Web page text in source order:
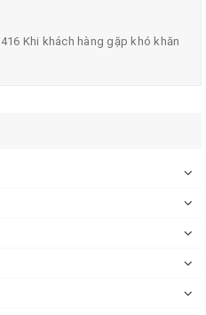
suất không đổi
Khi khách hàng gặp khó khăn